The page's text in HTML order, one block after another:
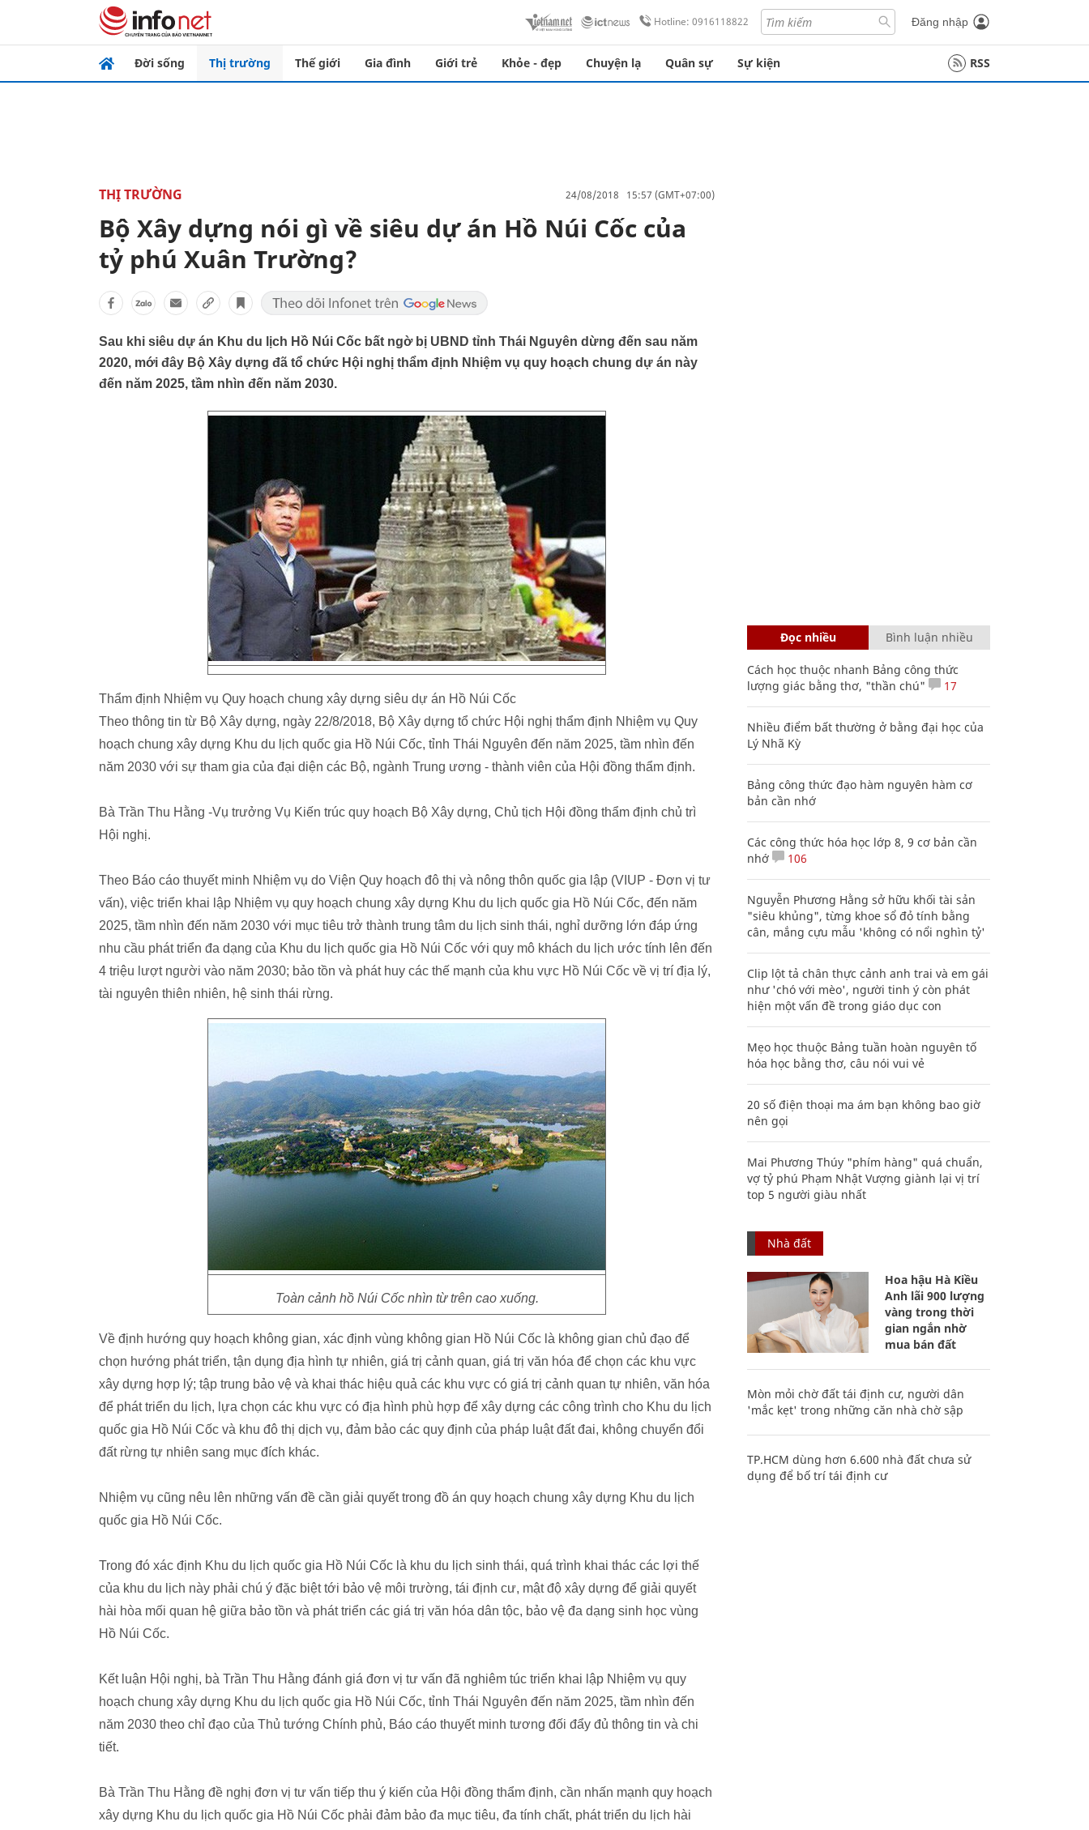
Hotline: 0916118822 Đăng nhập
Đời sống Thị trường Thế giới Gia đình Giới trẻ Khỏe - đẹp Chuyện lạ Quân sự Sự kiện RSS
THỊ TRƯỜNG 24/08/2018 15:57 (GMT+07:00)
Bộ Xây dựng nói gì về siêu dự án Hồ Núi Cốc của
tỷ phú Xuân Trường?
Sau khi siêu dự án Khu du lịch Hồ Núi Cốc bất ngờ bị UBND tỉnh Thái Nguyên dừng đến sau năm
2020, mới đây Bộ Xây dựng đã tổ chức Hội nghị thẩm định Nhiệm vụ quy hoạch chung dự án này
đến năm 2025, tầm nhìn đến năm 2030.
Thẩm định Nhiệm vụ Quy hoạch chung xây dựng siêu dự án Hồ Núi Cốc
Theo thông tin từ Bộ Xây dựng, ngày 22/8/2018, Bộ Xây dựng tổ chức Hội nghị thẩm định Nhiệm vụ Quy
hoạch chung xây dựng Khu du lịch quốc gia Hồ Núi Cốc, tỉnh Thái Nguyên đến năm 2025, tầm nhìn đến
năm 2030 với sự tham gia của đại diện các Bộ, ngành Trung ương - thành viên của Hội đồng thẩm định.
Bà Trần Thu Hằng -Vụ trưởng Vụ Kiến trúc quy hoạch Bộ Xây dựng, Chủ tịch Hội đồng thẩm định chủ trì
Hội nghị.
Theo Báo cáo thuyết minh Nhiệm vụ do Viện Quy hoạch đô thị và nông thôn quốc gia lập (VIUP - Đơn vị tư
vấn), việc triển khai lập Nhiệm vụ quy hoạch chung xây dựng Khu du lịch quốc gia Hồ Núi Cốc, đến năm
2025, tầm nhìn đến năm 2030 với mục tiêu trở thành trung tâm du lịch sinh thái, nghỉ dưỡng lớn đáp ứng
nhu cầu phát triển đa dạng của Khu du lịch quốc gia Hồ Núi Cốc với quy mô khách du lịch ước tính lên đến
4 triệu lượt người vào năm 2030; bảo tồn và phát huy các thế mạnh của khu vực Hồ Núi Cốc về vị trí địa lý,
tài nguyên thiên nhiên, hệ sinh thái rừng.
Toàn cảnh hồ Núi Cốc nhìn từ trên cao xuống.
Về định hướng quy hoạch không gian, xác định vùng không gian Hồ Núi Cốc là không gian chủ đạo để
chọn hướng phát triển, tận dụng địa hình tự nhiên, giá trị cảnh quan, giá trị văn hóa để chọn các khu vực
xây dựng hợp lý; tập trung bảo vệ và khai thác hiệu quả các khu vực có giá trị cảnh quan tự nhiên, văn hóa
để phát triển du lịch, lựa chọn các khu vực có địa hình phù hợp để xây dựng các công trình cho Khu du lịch
quốc gia Hồ Núi Cốc và khu đô thị dịch vụ, đảm bảo các quy định của pháp luật đất đai, không chuyển đổi
đất rừng tự nhiên sang mục đích khác.
Nhiệm vụ cũng nêu lên những vấn đề cần giải quyết trong đồ án quy hoạch chung xây dựng Khu du lịch
quốc gia Hồ Núi Cốc.
Trong đó xác định Khu du lịch quốc gia Hồ Núi Cốc là khu du lịch sinh thái, quá trình khai thác các lợi thế
của khu du lịch này phải chú ý đặc biệt tới bảo vệ môi trường, tái định cư, mật độ xây dựng để giải quyết
hài hòa mối quan hệ giữa bảo tồn và phát triển các giá trị văn hóa dân tộc, bảo vệ đa dạng sinh học vùng
Hồ Núi Cốc.
Kết luận Hội nghị, bà Trần Thu Hằng đánh giá đơn vị tư vấn đã nghiêm túc triển khai lập Nhiệm vụ quy
hoạch chung xây dựng Khu du lịch quốc gia Hồ Núi Cốc, tỉnh Thái Nguyên đến năm 2025, tầm nhìn đến
năm 2030 theo chỉ đạo của Thủ tướng Chính phủ, Báo cáo thuyết minh tương đối đẩy đủ thông tin và chi
tiết.
Bà Trần Thu Hằng đề nghị đơn vị tư vấn tiếp thu ý kiến của Hội đồng thẩm định, cần nhấn mạnh quy hoạch
xây dựng Khu du lịch quốc gia Hồ Núi Cốc phải đảm bảo đa mục tiêu, đa tính chất, phát triển du lịch hài
Đọc nhiều Bình luận nhiều
Cách học thuộc nhanh Bảng công thức
lượng giác bằng thơ, "thần chú"
17
Nhiều điểm bất thường ở bằng đại học của
Lý Nhã Kỳ
Bảng công thức đạo hàm nguyên hàm cơ
bản cần nhớ
Các công thức hóa học lớp 8, 9 cơ bản cần
nhớ
106
Nguyễn Phương Hằng sở hữu khối tài sản
"siêu khủng", từng khoe sổ đỏ tính bằng
cân, mắng cựu mẫu 'không có nổi nghìn tỷ'
Clip lột tả chân thực cảnh anh trai và em gái
như 'chó với mèo', người tinh ý còn phát
hiện một vấn đề trong giáo dục con
Mẹo học thuộc Bảng tuần hoàn nguyên tố
hóa học bằng thơ, câu nói vui vẻ
20 số điện thoại ma ám bạn không bao giờ
nên gọi
Mai Phương Thúy "phím hàng" quá chuẩn,
vợ tỷ phú Phạm Nhật Vượng giành lại vị trí
top 5 người giàu nhất
Nhà đất
Hoa hậu Hà Kiều
Anh lãi 900 lượng
vàng trong thời
gian ngắn nhờ
mua bán đất
Mòn mỏi chờ đất tái định cư, người dân
'mắc kẹt' trong những căn nhà chờ sập
TP.HCM dùng hơn 6.600 nhà đất chưa sử
dụng để bố trí tái định cư